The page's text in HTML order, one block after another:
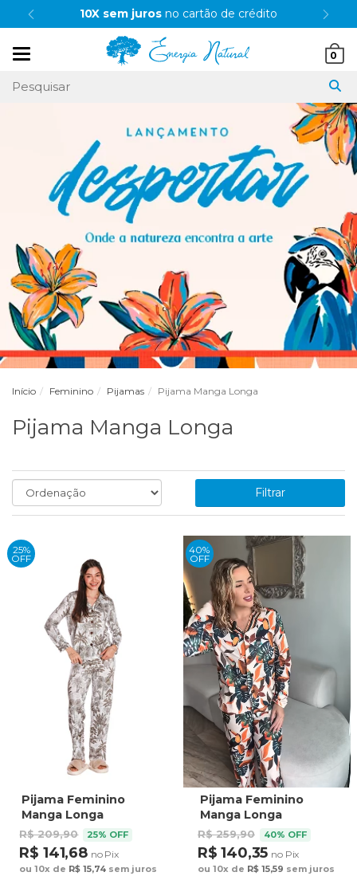
10X sem juros no cartão de crédito
0
Início Feminino Pijamas Pijama Manga Longa
Pijama Manga Longa
Filtrar
25%
OFF
Pijama Feminino
Manga Longa
Americano
Estampado Natureza
Caramelo
R$ 209,90 25% OFF
R$ 141,68 no Pix
ou 10x de R$ 15,74 sem juros
40%
OFF
Pijama Feminino
Manga Longa
Americano
Estampado Tucanos
Tela Bordada
R$ 259,90 40% OFF
R$ 140,35 no Pix
ou 10x de R$ 15,59 sem juros